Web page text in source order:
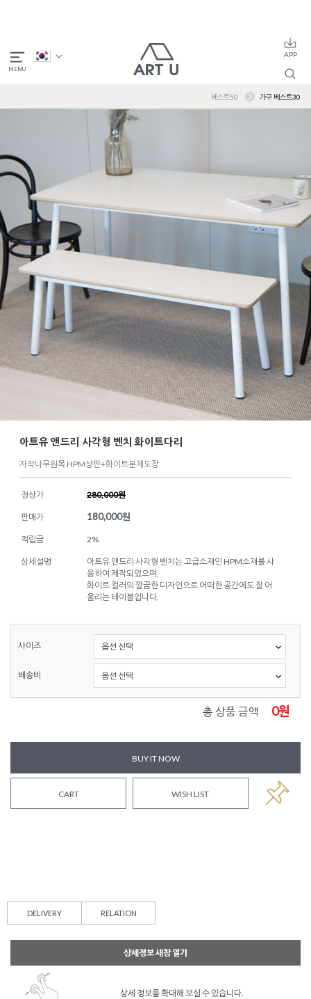
베스트50 가구 베스트30
아트유 앤드리 사각형 벤치 화이트다리
자작나무원목 HPM상판+화이트분체도장
정상가 280,000원
판매가 180,000원
적립금 2%
상세설명
아트유 앤드리 사각형 벤치는 고급소재인 HPM소재를 사
용하여 제작되었으며,
화이트 컬러의 깔끔한 디자인으로 어떠한 공간에도 잘 어
울리는 테이블입니다.
사이즈
배송비
총 상품 금액 0원
BUY IT NOW
CART WISH LIST
DELIVERY RELATION
상세정보 새창 열기
상세 정보를 확대해 보실 수 있습니다.